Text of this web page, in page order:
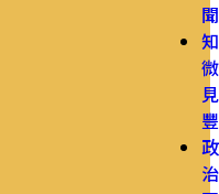
聞
知
微
見
豐
政
治